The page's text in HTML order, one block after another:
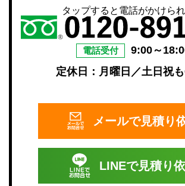
タップすると電話がかけら
電話受付
9:00～
定休日：月曜日／土日祝も
メールで見積り
LINEで見積り